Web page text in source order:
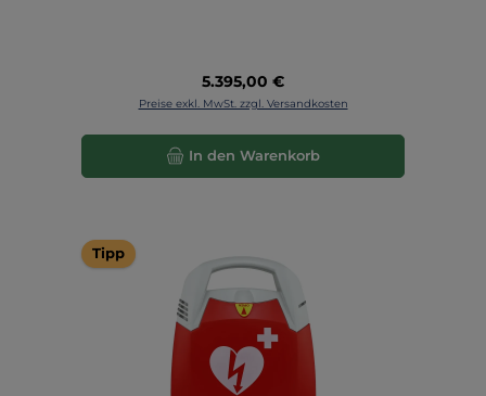
Regulärer Preis:
5.395,00 €
Preise exkl. MwSt. zzgl. Versandkosten
In den Warenkorb
Tipp